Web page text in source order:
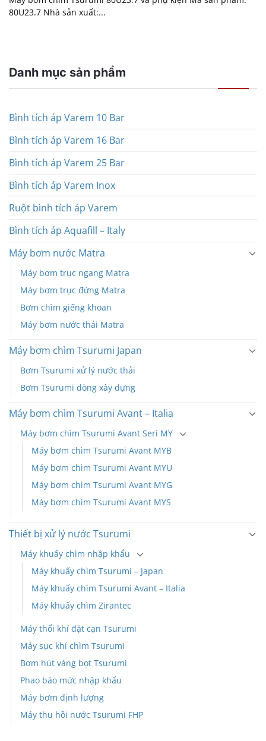
80U23.7 Nhà sản xuất:...
Danh mục sản phẩm
Bình tích áp Varem 10 Bar
Bình tích áp Varem 16 Bar
Bình tích áp Varem 25 Bar
Bình tích áp Varem Inox
Ruột bình tích áp Varem
Bình tích áp Aquafill – Italy
Máy bơm nước Matra
Máy bơm trục ngang Matra
Máy bơm trục đứng Matra
Bơm chìm giếng khoan
Máy bơm nước thải Matra
Máy bơm chìm Tsurumi Japan
Bơm Tsurumi xử lý nước thải
Bơm Tsurumi dòng xây dựng
Máy bơm chìm Tsurumi Avant – Italia
Máy bơm chìm Tsurumi Avant Seri MY
Máy bơm chìm Tsurumi Avant MYB
Máy bơm chìm Tsurumi Avant MYU
Máy bơm chìm Tsurumi Avant MYG
Máy bơm chìm Tsurumi Avant MYS
Thiết bị xử lý nước Tsurumi
Máy khuấy chìm nhập khẩu
Máy khuấy chìm Tsurumi – Japan
Máy khuấy chìm Tsurumi Avant – Italia
Máy khuấy chìm Zirantec
Máy thổi khí đặt cạn Tsurumi
Máy sục khí chìm Tsurumi
Bơm hút váng bọt Tsurumi
Phao báo mức nhập khẩu
Máy bơm định lượng
Máy thu hồi nước Tsurumi FHP